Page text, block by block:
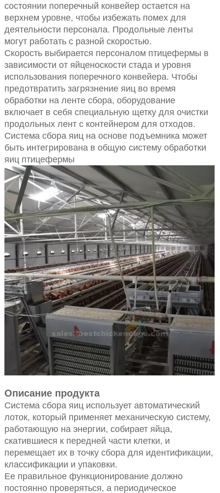
состоянии поперечный конвейер остается на
верхнем уровне, чтобы избежать помех для
деятельности персонала. Продольные ленты
могут работать с разной скоростью.
Скорость выбирается персоналом птицефермы в
зависимости от яйценоскости стада и уровня
использования поперечного конвейера. Чтобы
предотвратить загрязнение яиц во время
обработки на ленте сбора, оборудование
включает в себя специальную щетку для очистки
продольных лент с контейнером для отходов.
Система сбора яиц на основе подъемника может
быть интегрирована в общую систему обработки
яиц птицефермы
Описание продукта
Система сбора яиц использует автоматический
лоток, который применяет механическую систему,
работающую на энергии, собирает яйца,
скатившиеся к передней части клетки, и
перемещает их в точку сбора для идентификации,
классификации и упаковки.
Ее правильное функционирование должно
постоянно проверяться, а периодическое